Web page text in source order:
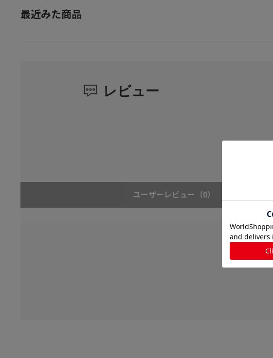
最近みた商品
レビュー
ユーザーレビュー （0）